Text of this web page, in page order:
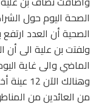
الصحة اليوم حول
الصحية أن العدد
وهنالك
من العائدين من